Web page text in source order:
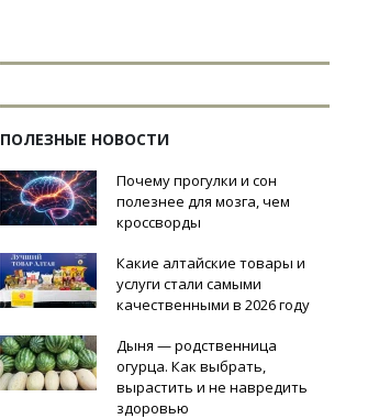
ПОЛЕЗНЫЕ НОВОСТИ
Почему прогулки и сон
полезнее для мозга, чем
кроссворды
Какие алтайские товары и
услуги стали самыми
качественными в 2026 году
Дыня — родственница
огурца. Как выбрать,
вырастить и не навредить
здоровью